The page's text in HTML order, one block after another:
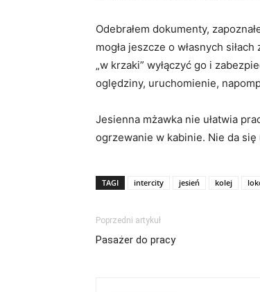
Odebrałem dokumenty,
mogła jeszcze o własnych
„w krzaki” wyłączyć go i
oględziny, uruchomienie,
Jesienna mżawka nie ułatwia
ogrzewanie w kabinie. Nie da się
TAGI intercity jesień kolej
Poprzedni artykuł
Pasażer do pracy